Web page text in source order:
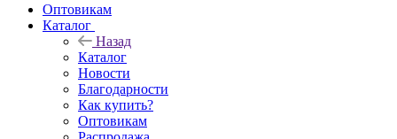
Оптовикам
Каталог
Назад
Каталог
Новости
Благодарности
Как купить?
Оптовикам